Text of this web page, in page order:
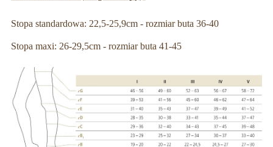
Stopa standardowa: 22,5-25,9cm - rozmiar buta 36-40
Stopa maxi: 26-29,5cm - rozmiar buta 41-45